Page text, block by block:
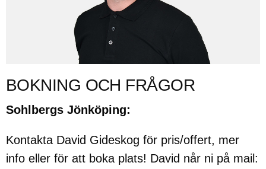
BOKNING OCH FRÅGOR
Sohlbergs Jönköping:
Kontakta David Gideskog för pris/offert, mer
info eller för att boka plats! David når ni på mail: